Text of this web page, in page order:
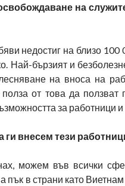
на
недостиг на близо
Най-бързият и
на вноса на
от това да
за работници и
внесем тези
можем във всички
пък в страни като